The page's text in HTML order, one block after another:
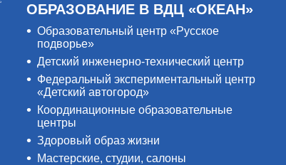
ОБРАЗОВАНИЕ В ВДЦ «ОКЕАН»
Образовательный центр «Русское
подворье»
Детский инженерно-технический центр
Федеральный экспериментальный центр
«Детский автогород»
Координационные образовательные
центры
Здоровый образ жизни
Мастерские, студии, салоны